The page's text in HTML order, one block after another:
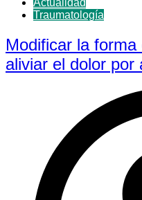
Traumatología
Modificar la
aliviar el dolor por